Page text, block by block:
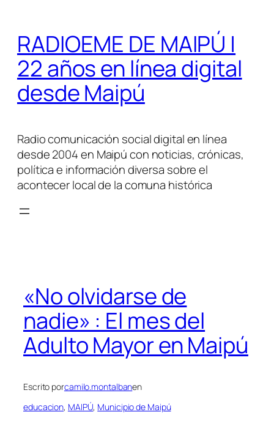
contenido
RADIOEME DE MAIPÚ |
22 años en línea digital
desde Maipú
Radio comunicación social digital en línea
desde 2004 en Maipú con noticias, crónicas,
política e información diversa sobre el
acontecer local de la comuna histórica
«No olvidarse de
nadie» : El mes del
Adulto Mayor en Maipú
Escrito porcamilo.montalbanen
educacion, MAIPÚ, Municipio de Maipú